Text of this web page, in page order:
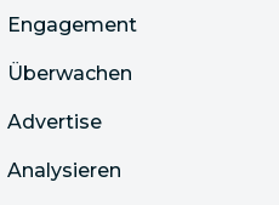
Engagement
Überwachen
Advertise
Analysieren